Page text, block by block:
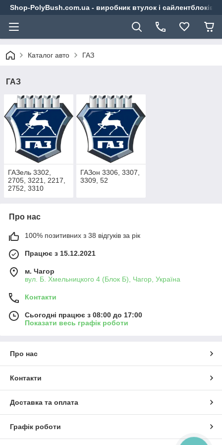
Shop-PolyBush.com.ua - виробник втулок і сайлентблоків
Каталог авто ГАЗ
ГАЗ
ГАЗель 3302,
2705, 3221, 2217,
2752, 3310
ГАЗон 3306, 3307,
3309, 52
Про нас
100% позитивних з 38 відгуків за рік
Працює з 15.12.2021
м. Чагор
вул. Б. Хмельницкого 4 (Блок Б), Чагор, Україна
Контакти
Сьогодні працює з 08:00 до 17:00
Показати весь графік роботи
Про нас
Контакти
Доставка та оплата
Графік роботи